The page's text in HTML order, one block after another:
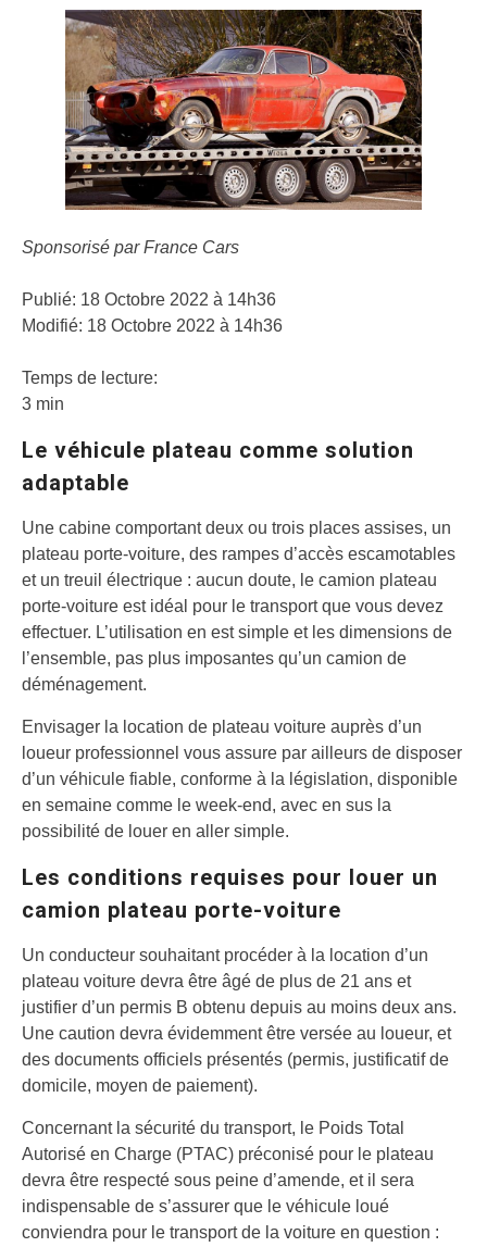
Sponsorisé par France Cars
Publié: 18 Octobre 2022 à 14h36
Modifié: 18 Octobre 2022 à 14h36
Temps de lecture:
3 min
Le véhicule plateau comme solution
adaptable
Une cabine comportant deux ou trois places assises, un
plateau porte-voiture, des rampes d’accès escamotables
et un treuil électrique : aucun doute, le camion plateau
porte-voiture est idéal pour le transport que vous devez
effectuer. L’utilisation en est simple et les dimensions de
l’ensemble, pas plus imposantes qu’un camion de
déménagement.
Envisager la location de plateau voiture auprès d’un
loueur professionnel vous assure par ailleurs de disposer
d’un véhicule fiable, conforme à la législation, disponible
en semaine comme le week-end, avec en sus la
possibilité de louer en aller simple.
Les conditions requises pour louer un
camion plateau porte-voiture
Un conducteur souhaitant procéder à la location d’un
plateau voiture devra être âgé de plus de 21 ans et
justifier d’un permis B obtenu depuis au moins deux ans.
Une caution devra évidemment être versée au loueur, et
des documents officiels présentés (permis, justificatif de
domicile, moyen de paiement).
Concernant la sécurité du transport, le Poids Total
Autorisé en Charge (PTAC) préconisé pour le plateau
devra être respecté sous peine d’amende, et il sera
indispensable de s’assurer que le véhicule loué
conviendra pour le transport de la voiture en question :